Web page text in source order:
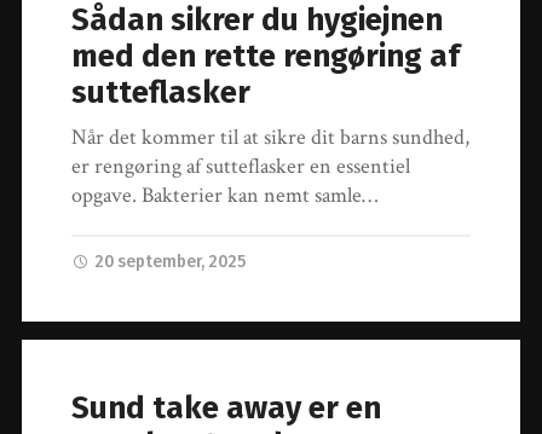
Sådan sikrer du hygiejnen
med den rette rengøring af
sutteflasker
Når det kommer til at sikre dit barns sundhed,
er rengøring af sutteflasker en essentiel
opgave. Bakterier kan nemt samle…
20 september, 2025
Sund take away er en